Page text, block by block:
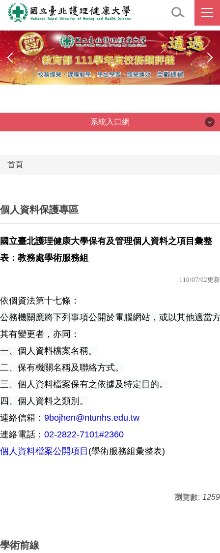
跳
到
主
要
內
容
區
系統入口網
首頁
個人資料保護專區
國立臺北護理健康大學保有及管理個人資料之項目彙整
表： 教務處學術服務組
110/07/02更新
依個資法第十七條：
公務機關應將下列事項公開於電腦網站，或以其他適當
其有變更者，亦同：
一、個人資料檔案名稱。
二、保有機關名稱及聯絡方式。
三、個人資料檔案保有之依據及特定目的。
四、個人資料之類別。
連絡信箱： 9bojhen@ntunhs.edu.tw
連絡電話： 02-2822-7101#2360
個人資料檔案公開項目 (學術服務組彙整表)
瀏覽數: 1259
學術前線